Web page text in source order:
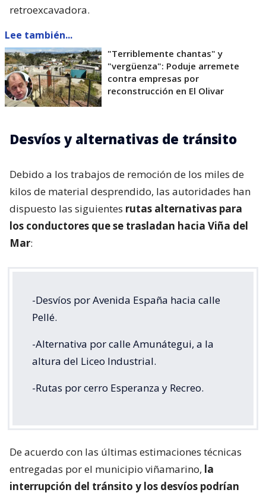
retroexcavadora.
Lee también...
"Terriblemente chantas" y
"vergüenza": Poduje arremete
contra empresas por
reconstrucción en El Olivar
Desvíos y alternativas de tránsito
Debido a los trabajos de remoción de los miles de
kilos de material desprendido, las autoridades han
dispuesto las siguientes rutas alternativas para
los conductores que se trasladan hacia Viña del
Mar:
-Desvíos por Avenida España hacia calle
Pellé.
-Alternativa por calle Amunátegui, a la
altura del Liceo Industrial.
-Rutas por cerro Esperanza y Recreo.
De acuerdo con las últimas estimaciones técnicas
entregadas por el municipio viñamarino, la
interrupción del tránsito y los desvíos podrían